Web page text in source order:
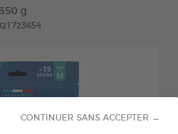
CONTINUER SANS ACCEPTER →
g